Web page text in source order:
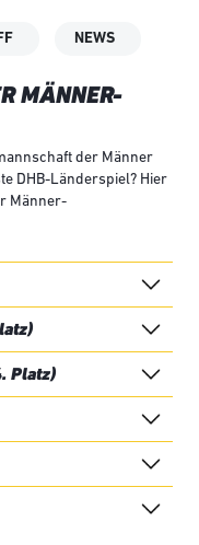
NEWS
MÄNNER-
der Männer
DHB-Länderspiel? Hier
Männer-
Platz)